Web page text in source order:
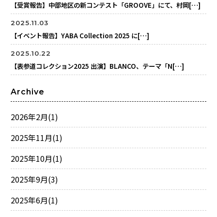
【受賞報告】中部地区の新コンテスト「GROOVE」にて、村岡[…]
2025.11.03
【イベント報告】YABA Collection 2025 に[…]
2025.10.22
【表参道コレクション2025 出演】BLANCO、テーマ「N[…]
Archive
2026年2月(1)
2025年11月(1)
2025年10月(1)
2025年9月(3)
2025年6月(1)